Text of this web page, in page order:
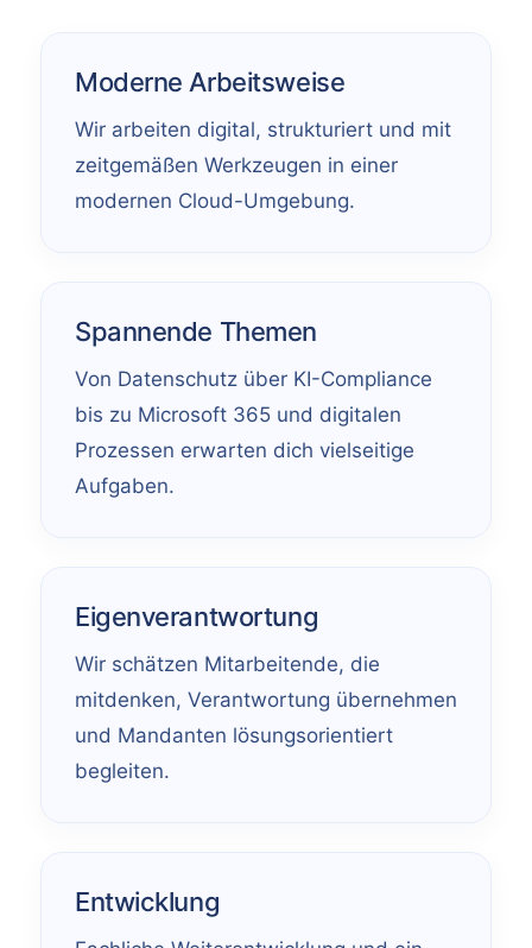
Moderne Arbeitsweise
Wir arbeiten digital, strukturiert und mit
zeitgemäßen Werkzeugen in einer
modernen Cloud-Umgebung.
Spannende Themen
Von Datenschutz über KI-Compliance
bis zu Microsoft 365 und digitalen
Prozessen erwarten dich vielseitige
Aufgaben.
Eigenverantwortung
Wir schätzen Mitarbeitende, die
mitdenken, Verantwortung übernehmen
und Mandanten lösungsorientiert
begleiten.
Entwicklung